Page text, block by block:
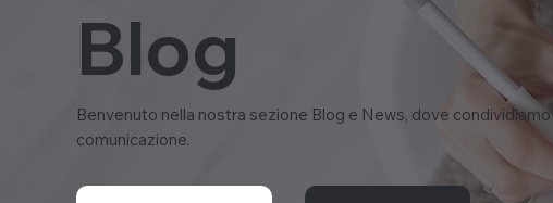
Blog
Benvenuto nella nostra sezione Blog e News, dove
comunicazione.